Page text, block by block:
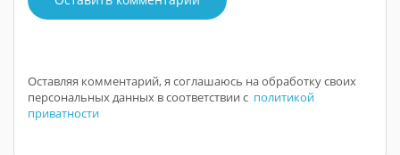
Оставляя комментарий, я соглашаюсь на обработку своих
персональных данных в соответствии с политикой
приватности